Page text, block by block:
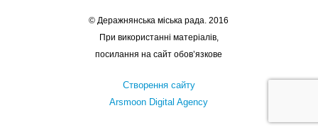
© Деражнянська міська рада. 2016
При використанні матеріалів,
посилання на сайт обов’язкове
Створення сайту
Arsmoon Digital Agency